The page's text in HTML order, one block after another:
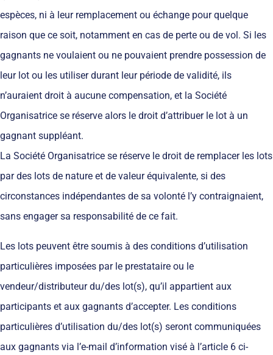
espèces, ni à leur remplacement ou échange pour quelque
raison que ce soit, notamment en cas de perte ou de vol. Si les
gagnants ne voulaient ou ne pouvaient prendre possession de
leur lot ou les utiliser durant leur période de validité, ils
n’auraient droit à aucune compensation, et la Société
Organisatrice se réserve alors le droit d’attribuer le lot à un
gagnant suppléant.
La Société Organisatrice se réserve le droit de remplacer les lots
par des lots de nature et de valeur équivalente, si des
circonstances indépendantes de sa volonté l’y contraignaient,
sans engager sa responsabilité de ce fait.
Les lots peuvent être soumis à des conditions d’utilisation
particulières imposées par le prestataire ou le
vendeur/distributeur du/des lot(s), qu’il appartient aux
participants et aux gagnants d’accepter. Les conditions
particulières d’utilisation du/des lot(s) seront communiquées
aux gagnants via l’e-mail d’information visé à l’article 6 ci-